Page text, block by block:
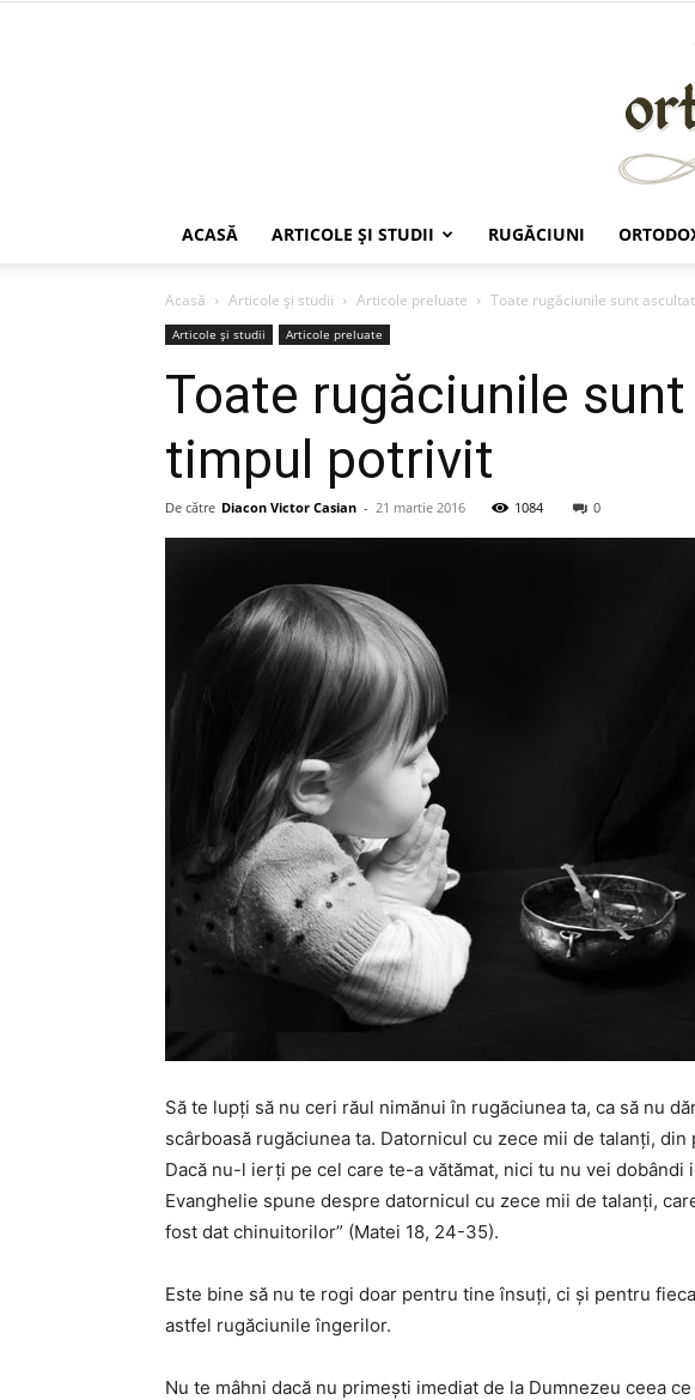
ACASĂ ARTICOLE ŞI STUDII RUGĂCIUNI
Acasă Articole şi studii Articole preluate Toate rugăciunile sunt
Articole şi studii Articole preluate
Toate rugăciunile
timpul potrivit
De către Diacon Victor Casian - 21 martie 2016 1084 0
Să te lupţi să nu ceri răul nimănui în rugăciunea ta, ca să nu
scârboasă rugăciunea ta. Datornicul cu zece mii de talanţi,
Dacă nu-l ierţi pe cel care te-a vătămat, nici tu nu vei dobândi
Evanghelie spune despre datornicul cu zece mii de talanţi,
fost dat chinuitorilor” (Matei 18, 24-35).
Este bine să nu te rogi doar pentru tine însuţi, ci şi pentru
astfel rugăciunile îngerilor.
Nu te mâhni dacă nu primeşti imediat de la Dumnezeu ceea